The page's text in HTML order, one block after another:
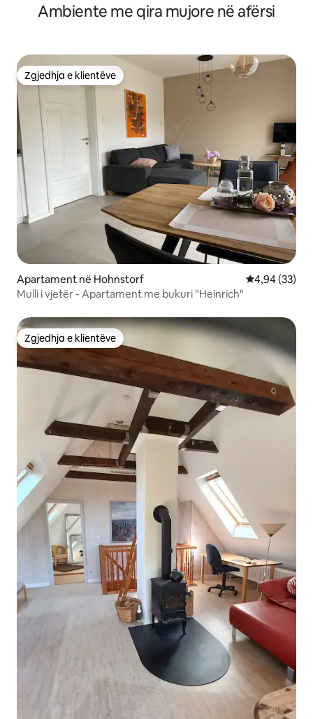
Ambiente me qira mujore në afërsi
Zgjedhja e klientëve
Zgjedhja e klientëve
Apartament në Hohnstorf Vlerësimi
4,94 (33)
Mulli i vjetër - Apartament me bukuri "Heinrich"
Zgjedhja e klientëve
Zgjedhja e klientëve